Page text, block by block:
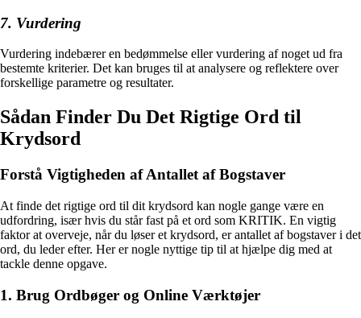
7. Vurdering
Vurdering indebærer en bedømmelse eller vurdering af noget ud fra
bestemte kriterier. Det kan bruges til at analysere og reflektere over
forskellige parametre og resultater.
Sådan Finder Du Det Rigtige Ord til
Krydsord
Forstå Vigtigheden af Antallet af Bogstaver
At finde det rigtige ord til dit krydsord kan nogle gange være en
udfordring, især hvis du står fast på et ord som KRITIK. En vigtig
faktor at overveje, når du løser et krydsord, er antallet af bogstaver i det
ord, du leder efter. Her er nogle nyttige tip til at hjælpe dig med at
tackle denne opgave.
1. Brug Ordbøger og Online Værktøjer